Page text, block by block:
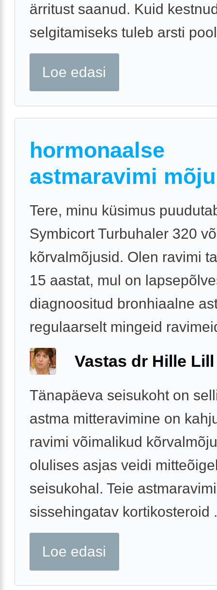
ärritust saanud. Kuid
selgitamiseks tuleb arsti
Loe edasi
hormonaalse
astmaravimi mõju
Tere, minu küsimus
Symbicort Turbuhaler 320
kõrvalmõjusid. Olen ravimi
15 aastat, mul on
diagnoositud bronhiaalne
regulaarselt mingeid
Vastas dr Hille Lill
Tänapäeva seisukoht on
astma mitteravimine on
ravimi võimalikud
olulises asjas veidi
seisukohal. Teie astmaravimi
sissehingatav kortikosteroid
Loe edasi